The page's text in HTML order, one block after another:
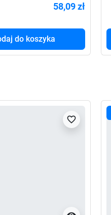
58,09 zł
do koszyka
favorite_border